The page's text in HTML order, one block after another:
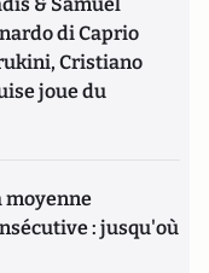
di Caprio
Cristiano
joue du
moyenne
: jusqu'où